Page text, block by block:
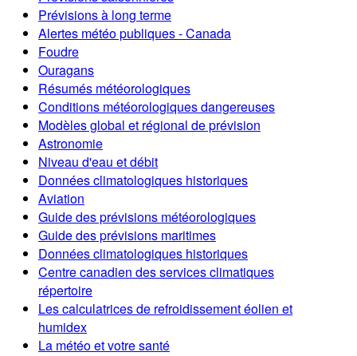
Prévisions à long terme
Alertes météo publiques - Canada
Foudre
Ouragans
Résumés météorologiques
Conditions météorologiques dangereuses
Modèles global et régional de prévision
Astronomie
Niveau d'eau et débit
Données climatologiques historiques
Aviation
Guide des prévisions météorologiques
Guide des prévisions maritimes
Données climatologiques historiques
Centre canadien des services climatiques
répertoire
Les calculatrices de refroidissement éolien et
humidex
La météo et votre santé